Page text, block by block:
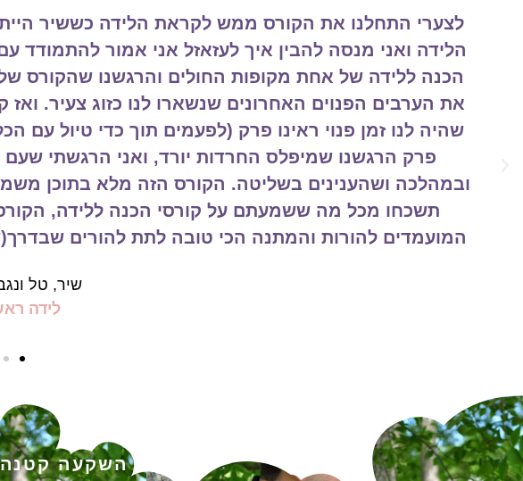
"שוב לא יהיה לי רגע כמו הרגע שלִפְנֵי. … (חנוך לוין)
מקופלים במגירות, מחכים לרגע הזה שיבוא נעמה,
והרחבת אותו לרגעים, שעות, ימים… תקופה….. הרגע
שלפני לרגע שאחרי, לשאול עליו. להביט בו. להתרגש.
לשניה, ואל זאת שבדרך אלינו. לראות יחד את המסע הזה
מה חשוב לנו? וגם מה חשוב פחות.. איך נרצה שתראה
סביבינו ואת מי? האם אנחנו מרגישים דומה? הרגע של
בתנועה מתמדת אז הרגע שלפני הוא זמן נהדר להתבונן
היו מפגשים
הדס
הורים
השקעה